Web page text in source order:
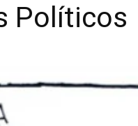
Políticos